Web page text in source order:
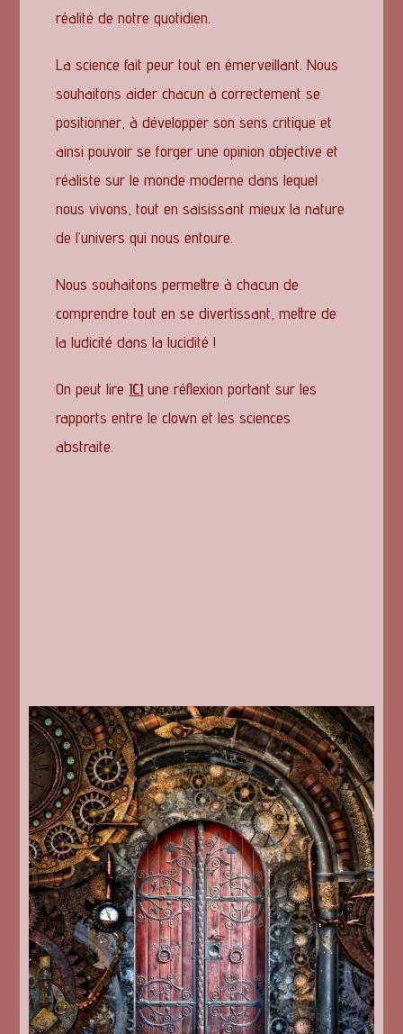
réalité de notre quotidien.
La science fait peur tout en émerveillant. Nous
souhaitons aider chacun à correctement se
positionner, à développer son sens critique et
ainsi pouvoir se forger une opinion objective et
réaliste sur le monde moderne dans lequel
nous vivons, tout en saisissant mieux la nature
de l’univers qui nous entoure.
Nous souhaitons permettre à chacun de
comprendre tout en se divertissant, mettre de
la ludicité dans la lucidité !
On peut lireICI une réflexion portant sur les
rapports entrele clown et les sciences
abstraite.